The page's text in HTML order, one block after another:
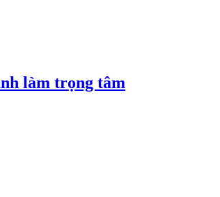
làm trọng tâm